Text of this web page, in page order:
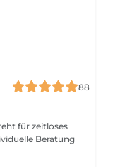
88
Beratung